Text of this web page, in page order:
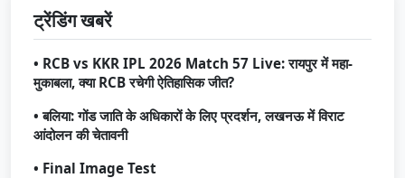
ट्रेंडिंग खबरें
• RCB vs KKR IPL 2026 Match 57 Live: रायपुर में महा-
मुकाबला, क्या RCB रचेगी ऐतिहासिक जीत?
• बलिया: गोंड जाति के अधिकारों के लिए प्रदर्शन, लखनऊ में विराट
आंदोलन की चेतावनी
• Final Image Test